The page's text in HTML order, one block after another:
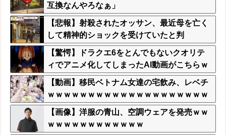
互換なんやろなぁ」
【悲報】射殺されたオッサン、最近母を亡く
して精神的ショックを受けていたと判
明・・・
【驚愕】ドラクエ6をとんでもないクオリテ
ィでアニメ化してしまったAI動画がこちらｗ
ｗｗｗｗ
【動画】移民ベトナム女達の宅飲み、レベチ
ｗｗｗｗｗｗｗｗｗｗｗｗｗｗｗｗｗｗｗｗ
ｗｗｗｗ
【画像】洋服の青山、空調ウェアを発売ｗｗ
ｗｗｗｗｗｗｗｗｗｗｗｗ